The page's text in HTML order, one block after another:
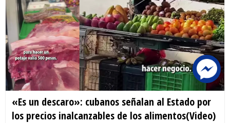
«Es un descaro»: cubanos señalan al Estado por
los precios inalcanzables de los alimentos(Video)